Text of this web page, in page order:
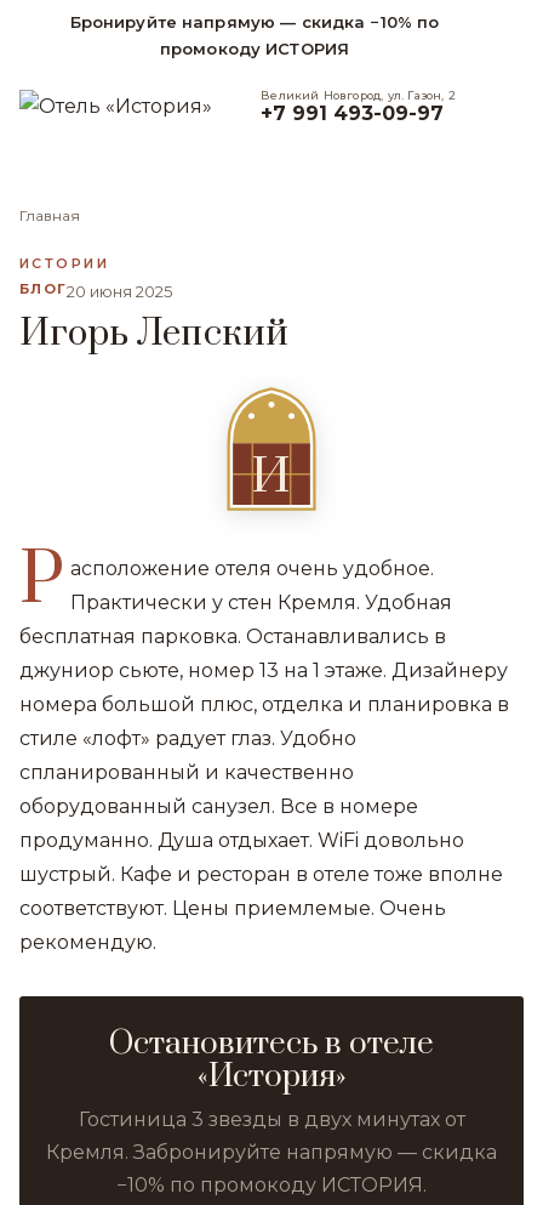
Бронируйте напрямую — скидка −10% по
промокоду ИСТОРИЯ
Великий Новгород, ул. Газон, 2
+7 991 493-09-97
Главная
ИСТОРИИ
БЛОГ20 июня 2025
Игорь Лепский
И
Р асположение отеля очень удобное.
Практически у стен Кремля. Удобная
бесплатная парковка. Останавливались в
джуниор сьюте, номер 13 на 1 этаже. Дизайнеру
номера большой плюс, отделка и планировка в
стиле «лофт» радует глаз. Удобно
спланированный и качественно
оборудованный санузел. Все в номере
продуманно. Душа отдыхает. WiFi довольно
шустрый. Кафе и ресторан в отеле тоже вполне
соответствуют. Цены приемлемые. Очень
рекомендую.
Остановитесь в отеле
«История»
Гостиница 3 звезды в двух минутах от
Кремля. Забронируйте напрямую — скидка
−10% по промокоду ИСТОРИЯ.